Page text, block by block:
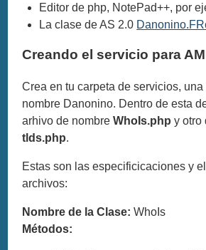
Editor de php, NotePad++, por
La clase de AS 2.0
Creando el servicio para
Crea en tu carpeta de servicios, una
nombre Danonino. Dentro de esta
arhivo de nombreWhoIs.php y otro
tlds.php.
Estas son las especificicaciones y
archivos:
Nombre de la Clase: WhoIs
Métodos: